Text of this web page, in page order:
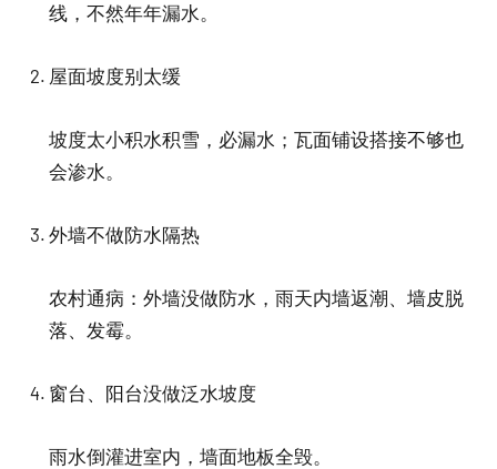
线，不然年年漏水。
屋面坡度别太缓
坡度太小积水积雪，必漏水；瓦面铺设搭接不够也
会渗水。
外墙不做防水隔热
农村通病：外墙没做防水，雨天内墙返潮、墙皮脱
落、发霉。
窗台、阳台没做泛水坡度
雨水倒灌进室内，墙面地板全毁。